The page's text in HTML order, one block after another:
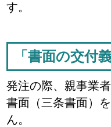
す。
「書面の交付
発注の際、親事業
書面（三条書面）
ん。